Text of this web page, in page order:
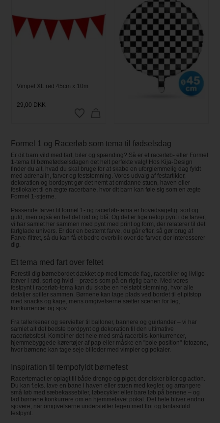
Vimpel XL rød 45cm x 10m
29,00 DKK
Folie Ballon med Sorte og
Hvide Tern – Rund 45 cm
Formel 1 og Racerløb som tema til fødselsdag
Er dit barn vild med fart, biler og spænding? Så er et racerløb- eller Formel
1-tema til børnefødselsdagen det helt perfekte valg! Hos Kija-Design
finder du alt, hvad du skal bruge for at skabe en uforglemmelig dag fyldt
med adrenalin, farver og feststemning. Vores udvalg af festartikler,
dekoration og bordpynt gør det nemt at omdanne stuen, haven eller
festlokalet til en ægte racerbane, hvor dit barn kan føle sig som en ægte
Formel 1-stjerne.
Passende farver til formel 1- og racerløb-tema er hovedsageligt sort og
guld, men også en hel del rød og blå. Og det er lige netop pynt i de farver,
vi har samlet her sammen med pynt med print og form, der relaterer til det
fartglade univers. Er der en bestemt farve, du går efter, så gør brug af
Farve-filtret, så du kan få et bedre overblik over de farver, der interesserer
dig.
Et tema med fart over feltet
Forestil dig børnebordet dækket op med ternede flag, racerbiler og livlige
farver i rød, sort og hvid – præcis som på en rigtig bane. Med vores
festpynt i racerløb-tema kan du skabe en helstøbt stemning, hvor alle
detaljer spiller sammen. Børnene kan tage plads ved bordet til et pitstop
med snacks og kage, mens omgivelserne sætter scenen for leg,
konkurrencer og sjov.
Fra tallerkener og servietter til balloner, bannere og guirlander – vi har
samlet alt det bedste bordpynt og dekoration til den ultimative
racerløbsfest. Kombiner det hele med små racerbils-konkurrencer,
hjemmebyggede kørertøjer af pap eller måske en "pole position"-fotozone,
hvor børnene kan tage seje billeder med vimpler og pokaler.
Inspiration til tempofyldt børnefest
Racertemaet er oplagt til både drenge og piger, der elsker biler og action.
Du kan f.eks. lave en bane i haven eller stuen med kegler, og arrangere
små løb med sæbekassebiler, løbecykler eller bare løb på benene – og
lad børnene konkurrere om en hjemmelavet pokal. Det hele bliver endnu
sjovere, når omgivelserne understøtter legen med flot og fantasifuld
festpynt.